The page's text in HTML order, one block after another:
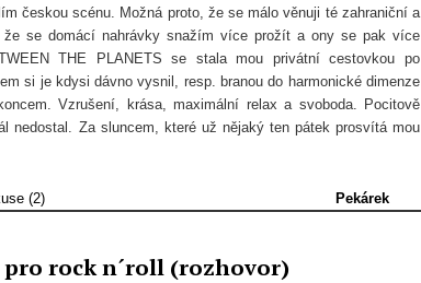
českou scénu. Možná proto, že se málo věnuji té zahraniční a
že se domácí nahrávky snažím více prožít a ony se pak více
THE PLANETS se stala mou privátní cestovkou po
si je kdysi dávno vysnil, resp. branou do harmonické dimenze
Vzrušení, krása, maximální relax a svoboda. Pocitově
nedostal. Za sluncem, které už nějaký ten pátek prosvítá mou
(2) Pekárek
pro rock n´roll (rozhovor)